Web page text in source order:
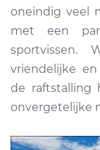
oneindig veel
met een
vriendelijke
de raftstalling
onvergetelijke